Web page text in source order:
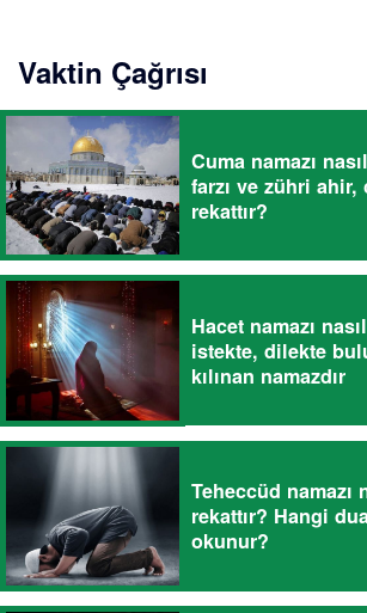
Vaktin Çağrısı
Cuma namazı
farzı ve zühri ahir,
rekattır?
Hacet namazı
istekte, dilekte
kılınan namazdır
Teheccüd namazı
rekattır? Hangi
okunur?